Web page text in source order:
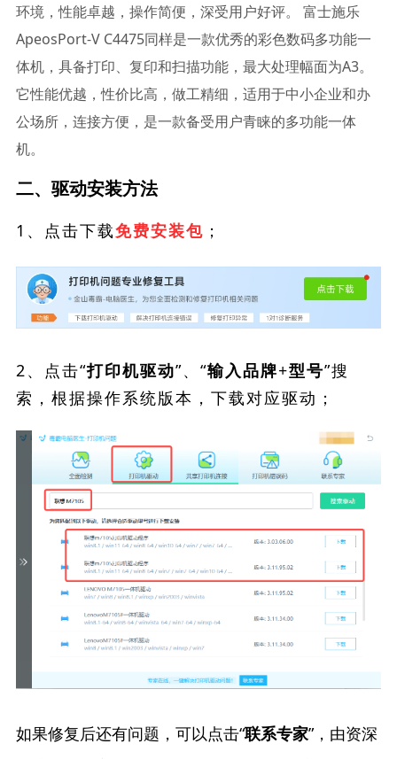
环境，性能卓越，操作简便，深受用户好评。 富士施乐
ApeosPort-V C4475同样是一款优秀的彩色数码多功能一
体机，具备打印、复印和扫描功能，最大处理幅面为A3。
它性能优越，性价比高，做工精细，适用于中小企业和办
公场所，连接方便，是一款备受用户青睐的多功能一体
机。
二、驱动安装方法
1、点击下载免费安装包 ；
2、点击“打印机驱动”、“输入品牌+型号”搜
索，根据操作系统版本，下载对应驱动；
如果修复后还有问题，可以点击“联系专家”，由资深